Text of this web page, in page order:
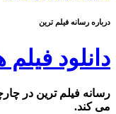
درباره رسانه فیلم ترین
دانلود
رسانه فیلم ترین در
می کند.